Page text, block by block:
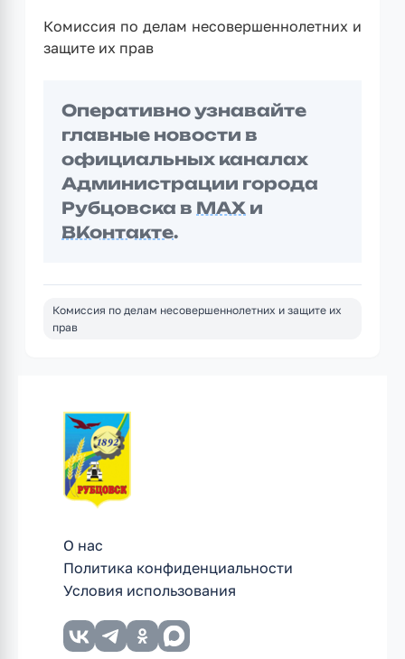
Комиссия по делам несовершеннолетних и
защите их прав
Оперативно узнавайте
главные новости в
официальных каналах
Администрации города
Рубцовска в MAX и
ВКонтакте.
Комиссия по делам несовершеннолетних и защите их
прав
О нас
Политика конфиденциальности
Условия использования